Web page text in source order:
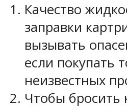
Качество
заправки
вызывать
если покупать
неизвестных
Чтобы бросить